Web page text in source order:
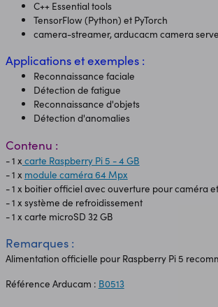
C++ Essential tools
TensorFlow (Python) et PyTorch
camera-streamer, arducacm camera
Applications et exemples :
Reconnaissance faciale
Détection de fatigue
Reconnaissance d'objets
Détection d'anomalies
Contenu :
- 1 xcarte Raspberry Pi 5 - 4 GB
- 1 x module caméra 64 Mpx
- 1 x boitier officiel avec ouverture pour caméra
- 1 x système de refroidissement
- 1 x carte microSD 32 GB
Remarques :
Alimentation officielle pour Raspberry Pi 5
Référence Arducam : B0513